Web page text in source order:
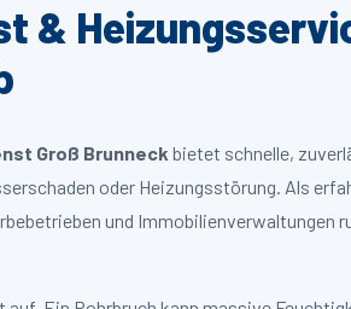
&
Groß Brunneck bietet schnelle,
oder Heizungsstörung. Als
und Immobilienverwaltungen